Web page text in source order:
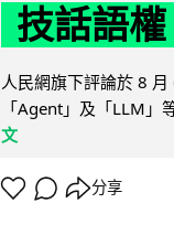
技話語權
人民網旗下評論於 8
「Agent」及「LLM」
文
分享